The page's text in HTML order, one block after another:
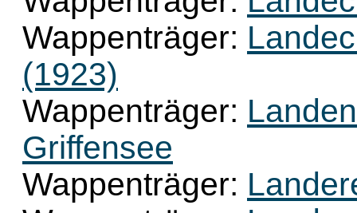
Wappenträger:
(1923)
Wappenträger:
Griffensee
Wappenträger: